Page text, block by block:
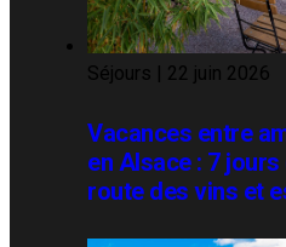
Séjours | 22 juin 2026
Vacances entre
en Alsace : 7
route des vins et